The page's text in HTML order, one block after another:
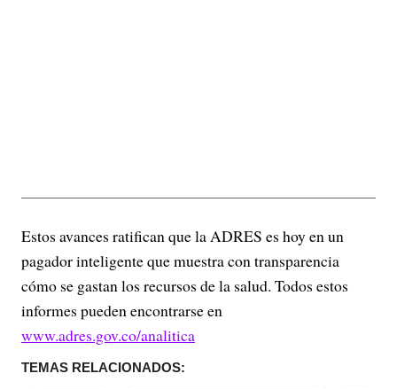
Estos avances ratifican que la ADRES es hoy en un
pagador inteligente que muestra con transparencia
cómo se gastan los recursos de la salud. Todos estos
informes pueden encontrarse en
www.adres.gov.co/analitica
TEMAS RELACIONADOS: